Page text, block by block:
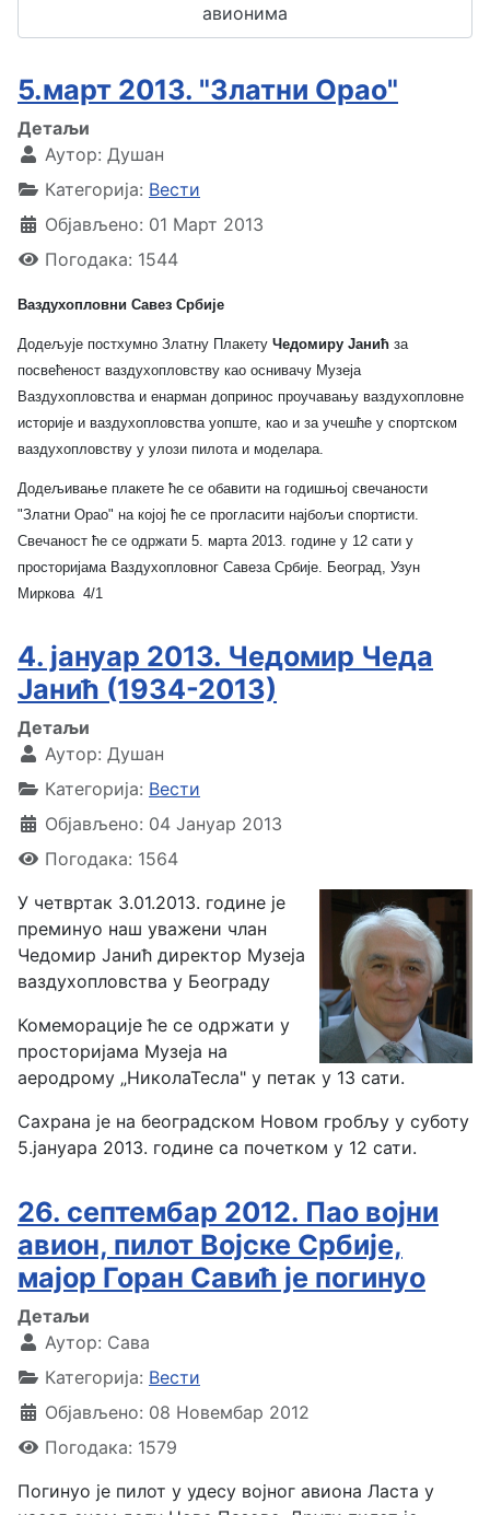
авионима
5.март 2013. "Златни Орао"
Детаљи
Аутор: Душан
Категорија: Вести
Објављено: 01 Март 2013
Погодака: 1544
Ваздухопловни Савез Србије
Додељује постхумно Златну Плакету Чедомиру Јанић за
посвећеност ваздухопловству као оснивачу Музеја
Ваздухопловства и енарман допринос проучавању ваздухопловне
историје и ваздухопловства уопште, као и за учешће у спортском
ваздухопловству у улози пилота и моделара.
Додељивање плакете ће се обавити на годишњој свечаности
"Златни Орао" на којој ће се прогласити најбољи спортисти.
Свечаност ће се одржати 5. марта 2013. године у 12 сати у
просторијама Ваздухопловног Савеза Србије. Београд, Узун
Миркова 4/1
4. јануар 2013. Чедомир Чеда
Јанић (1934-2013)
Детаљи
Аутор: Душан
Категорија: Вести
Објављено: 04 Јануар 2013
Погодака: 1564
У четвртак 3.01.2013. године је
преминуо наш уважени члан
Чедомир Јанић директор Музеја
ваздухопловства у Београду
Комеморације ће се одржати у
просторијама Музеја на
аеродрому „НиколаТесла" у петак у 13 сати.
Сахрана је на београдском Новом гробљу у суботу
5.јануара 2013. године са почетком у 12 сати.
26. септембар 2012. Пао војни
авион, пилот Војске Србије,
мајор Горан Савић је погинуо
Детаљи
Аутор: Сава
Категорија: Вести
Објављено: 08 Новембар 2012
Погодака: 1579
Погинуо је пилот у удесу војног авиона Ласта у